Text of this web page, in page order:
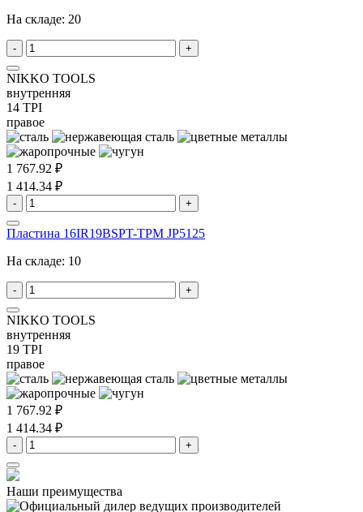
На складе: 20
- +
NIKKO TOOLS
внутренняя
14 TPI
правое
1 767.92 ₽
1 414.34 ₽
- +
Пластина 16IR19BSPT-TPM JP5125
На складе: 10
- +
NIKKO TOOLS
внутренняя
19 TPI
правое
1 767.92 ₽
1 414.34 ₽
- +
Наши преимущества